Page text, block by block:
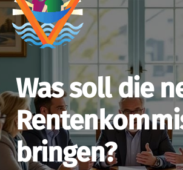
Was soll die
bringen?